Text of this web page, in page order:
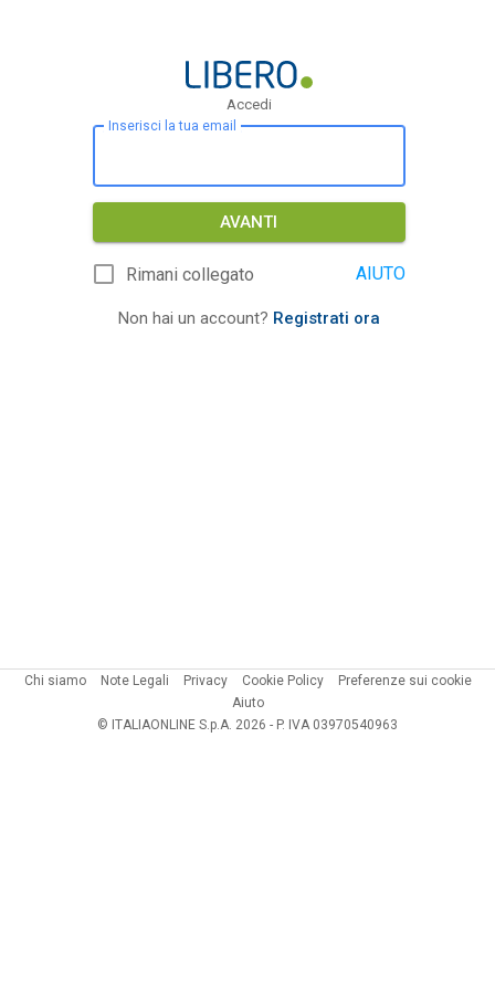
Accedi
Inserisci la tua email
AVANTI
Rimani collegato AIUTO
Non hai un account? Registrati ora
Chi siamo Note Legali Privacy Cookie Policy
Preferenze sui cookie
Aiuto
© ITALIAONLINE S.p.A. 2026 - P. IVA 03970540963